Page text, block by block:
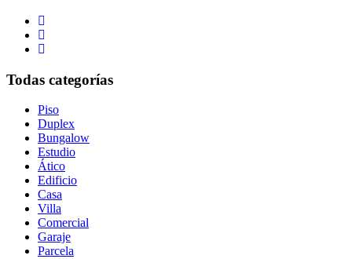
Todas categorías
Piso
Duplex
Bungalow
Estudio
Ático
Edificio
Casa
Villa
Comercial
Garaje
Parcela